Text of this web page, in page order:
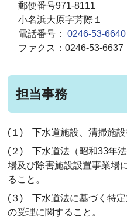
郵便番号971-8111
小名浜大原字芳際１
電話番号：0246-53-6640
ファクス：0246-53-6637
担当事務
(１) 下水道施設、清掃施設
(２) 下水道法（昭和33年
場及び除害施設設置事業場
ること。
(３) 下水道法に基づく特定
の受理に関すること。